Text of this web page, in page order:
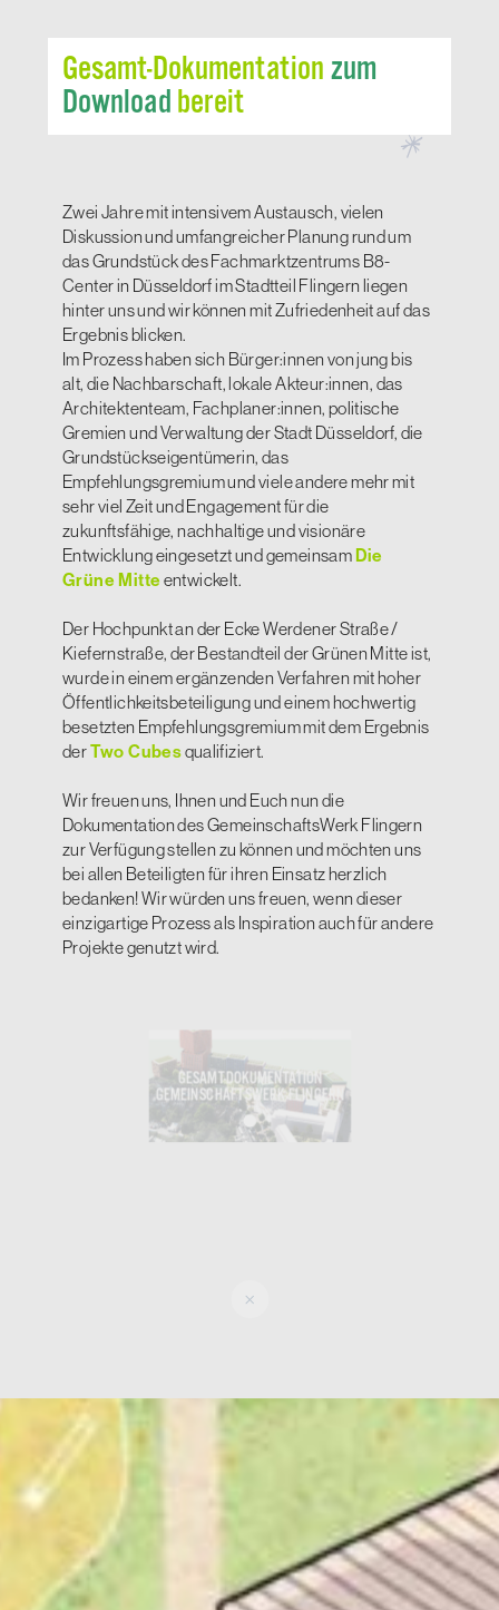
Gesamt-Dokumentation zum
Download bereit
Zwei Jahre mit intensivem Austausch, vielen
Diskussion und umfangreicher Planung rund um
das Grundstück des Fachmarktzentrums B8-
Center in Düsseldorf im Stadtteil Flingern liegen
hinter uns und wir können mit Zufriedenheit auf das
Ergebnis blicken.
Im Prozess haben sich Bürger:innen von jung bis
alt, die Nachbarschaft, lokale Akteur:innen, das
Architektenteam, Fachplaner:innen, politische
Gremien und Verwaltung der Stadt Düsseldorf, die
Grundstückseigentümerin, das
Empfehlungsgremium und viele andere mehr mit
sehr viel Zeit und Engagement für die
zukunftsfähige, nachhaltige und visionäre
Entwicklung eingesetzt und gemeinsamDie
Grüne Mitte entwickelt.
Der Hochpunkt an der Ecke Werdener Straße /
Kiefernstraße, der Bestandteil der Grünen Mitte ist,
wurde in einem ergänzenden Verfahren mit hoher
Öffentlichkeitsbeteiligung und einem hochwertig
besetzten Empfehlungsgremium mit dem Ergebnis
derTwo Cubesqualifiziert.
Wir freuen uns, Ihnen und Euch nun die
Dokumentation des GemeinschaftsWerk Flingern
zur Verfügung stellen zu können und möchten uns
bei allen Beteiligten für ihren Einsatz herzlich
bedanken! Wir würden uns freuen, wenn dieser
einzigartige Prozess als Inspiration auch für andere
Projekte genutzt wird.
GESAMT-DOKUMENTATION
GEMEINSCHAFTSWERK FLINGERN